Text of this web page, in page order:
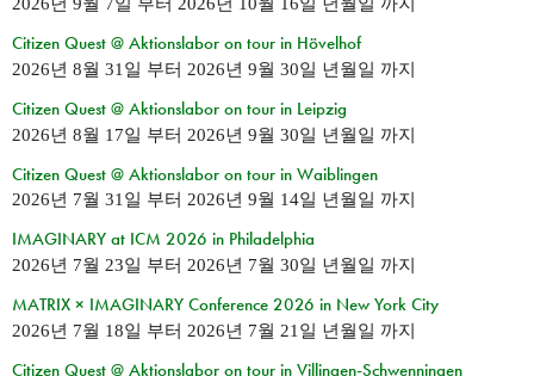
Citizen Quest @ Aktionslabor on tour in Hövelhof
2026년 8월 31일 부터 2026년 9월 30일 년월일 까지
Citizen Quest @ Aktionslabor on tour in Leipzig
2026년 8월 17일 부터 2026년 9월 30일 년월일 까지
Citizen Quest @ Aktionslabor on tour in Waiblingen
2026년 7월 31일 부터 2026년 9월 14일 년월일 까지
IMAGINARY at ICM 2026 in Philadelphia
2026년 7월 23일 부터 2026년 7월 30일 년월일 까지
MATRIX × IMAGINARY Conference 2026 in New York City
2026년 7월 18일 부터 2026년 7월 21일 년월일 까지
Citizen Quest @ Aktionslabor on tour in Villingen-Schwenningen